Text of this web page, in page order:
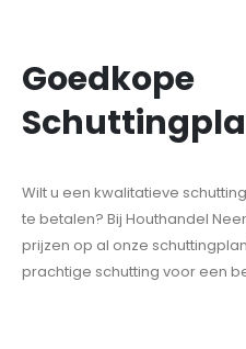
Goedkope
Wilt u een kwalitatieve
te betalen? Bij Houthandel
prijzen op al onze
prachtige schutting voor een